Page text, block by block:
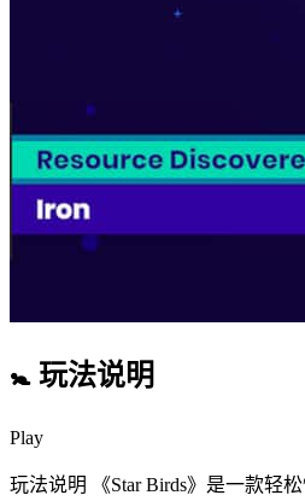
🚼 玩法说明
Play
玩法说明 《Star Birds》是一款轻